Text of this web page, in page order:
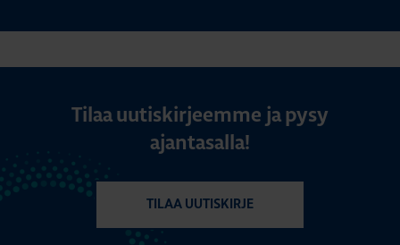
Tilaa uutiskirjeemme ja pysy
ajantasalla!
TILAA UUTISKIRJE